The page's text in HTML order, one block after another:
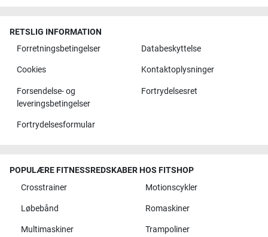
RETSLIG INFORMATION
Forretningsbetingelser
Databeskyttelse
Cookies Kontaktoplysninger
Forsendelse- og
leveringsbetingelser
Fortrydelsesret
Fortrydelsesformular
POPULÆRE FITNESSREDSKABER HOS FITSHOP
Crosstrainer
Motionscykler
Løbebånd Romaskiner
Multimaskiner Trampoliner